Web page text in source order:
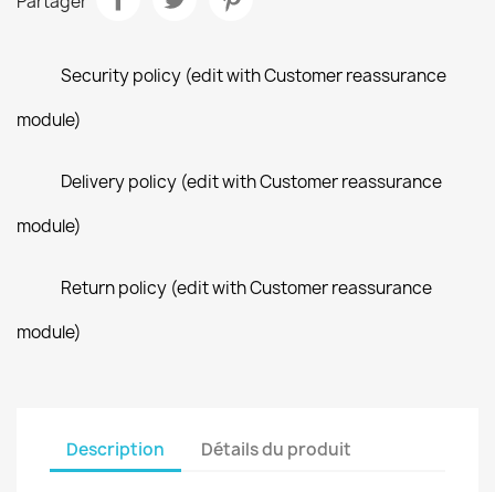
Security policy (edit with Customer reassurance
module)
Delivery policy (edit with Customer reassurance
module)
Return policy (edit with Customer reassurance
module)
Description Détails du produit